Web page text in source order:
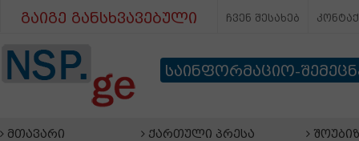
გაიგე განსხვავებული ჩვენ შესახებ
საინფორმაციო-
მთავარი
ქართული პრესა